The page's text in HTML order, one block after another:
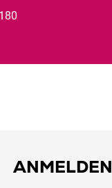
ANMELDEN